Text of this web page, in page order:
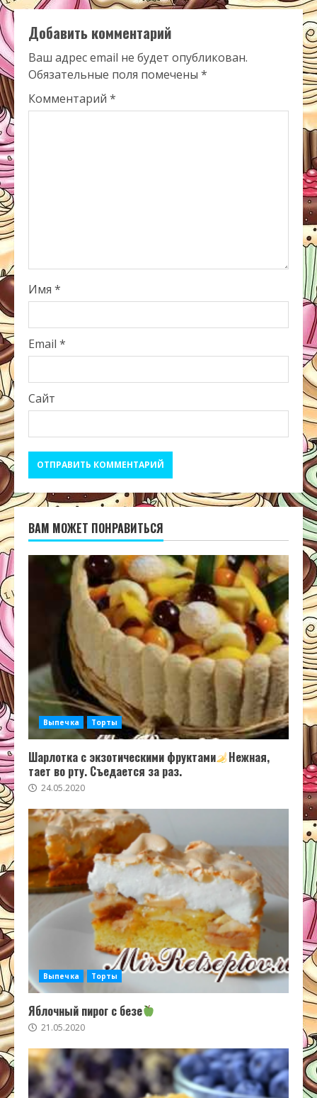
Добавить комментарий
Ваш адрес email не будет опубликован.
Обязательные поля помечены *
Комментарий *
Имя *
Email *
Сайт
ВАМ МОЖЕТ ПОНРАВИТЬСЯ
Выпечка Торты
Шарлотка с экзотическими фруктами
Нежная,
тает во рту. Съедается за раз.
24.05.2020
Выпечка Торты
Яблочный пирог с безе
21.05.2020